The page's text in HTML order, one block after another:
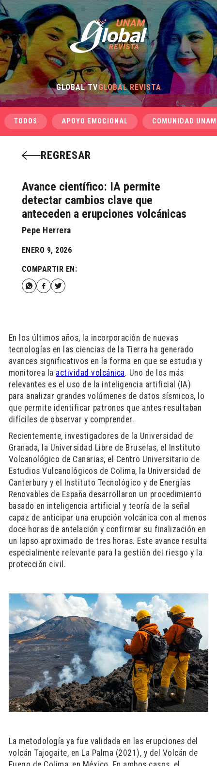
GLOBAL TVGLOBAL REVISTA
TODOS APOYO EMOCIONAL COMUNIDAD UNAM
REGRESAR
Avance científico: IA permite
detectar cambios clave que
anteceden a erupciones volcánicas
Pepe Herrera
ENERO 9, 2026
COMPARTIR EN:
En los últimos años, la incorporación de nuevas
tecnologías en las ciencias de la Tierra ha generado
avances significativos en la forma en que se estudia y
monitorea la actividad volcánica. Uno de los más
relevantes es el uso de la inteligencia artificial (IA)
para analizar grandes volúmenes de datos sísmicos, lo
que permite identificar patrones que antes resultaban
difíciles de observar y comprender.
Recientemente, investigadores de la Universidad de
Granada, la Universidad Libre de Bruselas, el Instituto
Volcanológico de Canarias, el Centro Universitario de
Estudios Vulcanológicos de Colima, la Universidad de
Canterbury y el Instituto Tecnológico y de Energías
Renovables de España desarrollaron un procedimiento
basado en inteligencia artificial y teoría de la señal
capaz de anticipar una erupción volcánica con al menos
doce horas de antelación y confirmar su finalización en
un lapso aproximado de tres horas. Este avance resulta
especialmente relevante para la gestión del riesgo y la
protección civil.
La metodología ya fue validada en las erupciones del
volcán Tajogaite, en La Palma (2021), y del Volcán de